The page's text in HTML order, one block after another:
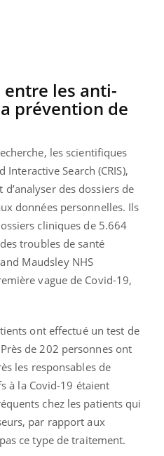
les anti-
prévention de
les scientifiques
Search (CRIS),
des dossiers de
données personnelles. Ils
cliniques de 5.664
troubles de santé
Maudsley NHS
vague de Covid-19,
ont effectué un test de
de 202 personnes ont
les responsables de
à la Covid-19 étaient
chez les patients qui
par rapport aux
ce type de traitement.